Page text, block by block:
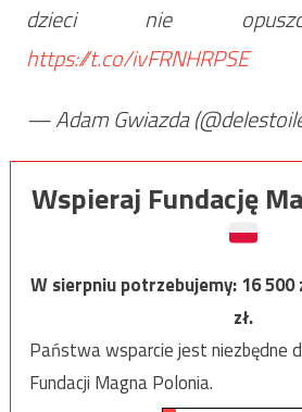
dzieci nie
https://t.co/ivFRNHRPSE
— Adam Gwiazda
Wspieraj Fundację
W sierpniu potrzebujemy:16 500
zł.
Państwa wsparcie jest niezbędne
Fundacji Magna Polonia.